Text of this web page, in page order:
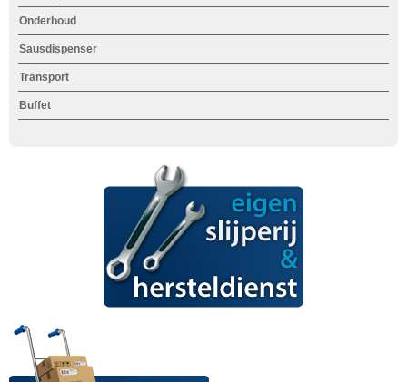
Onderhoud
Sausdispenser
Transport
Buffet